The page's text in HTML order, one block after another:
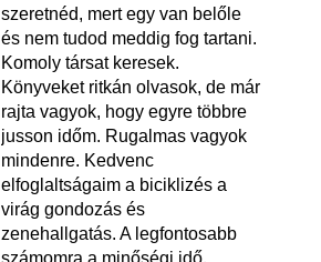
szeretnéd, mert egy van belőle
és nem tudod meddig fog tartani.
Komoly társat keresek.
Könyveket ritkán olvasok, de már
rajta vagyok, hogy egyre többre
jusson időm. Rugalmas vagyok
mindenre. Kedvenc
elfoglaltságaim a biciklizés a
virág gondozás és
zenehallgatás. A legfontosabb
számomra a minőségi idő.